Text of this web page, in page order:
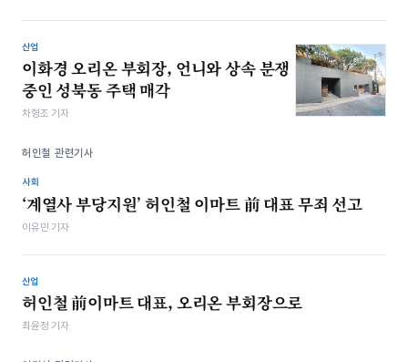
산업
이화경 오리온 부회장, 언니와 상속 분쟁
중인 성북동 주택 매각
차형조 기자
허인철 관련기사
사회
‘계열사 부당지원’ 허인철 이마트 前 대표 무죄 선고
이유민 기자
산업
허인철 前이마트 대표, 오리온 부회장으로
최윤정 기자